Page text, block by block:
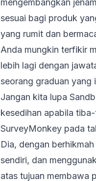
mengembangkan
sesuai bagi produk
yang rumit dan
Anda mungkin terfikir
lebih lagi dengan
seorang graduan yang
Jangan kita lupa
kesedihan apabila
SurveyMonkey pada
Dia, dengan
sendiri, dan
atas tujuan membawa